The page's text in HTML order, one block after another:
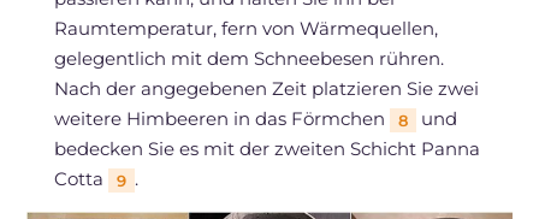
Raumtemperatur, fern von Wärmequellen,
gelegentlich mit dem Schneebesen rühren.
Nach der angegebenen Zeit platzieren Sie zwei
weitere Himbeeren in das Förmchen
8
und
bedecken Sie es mit der zweiten Schicht Panna
Cotta
9 .